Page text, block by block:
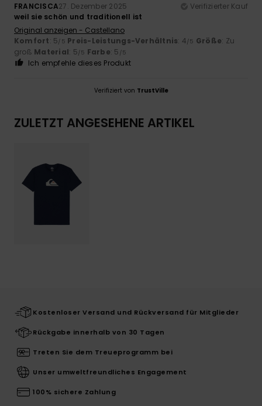
FRANCISCA27. Dezember 2025
Verifizierter Kauf
weil sie schön und traditionell ist
Original anzeigen - Castellano
Komfort: 5/5 Preis-Leistungs-Verhältnis: 4/5 Größe: Zu
groß Material: 5/5 Farbe: 5 /5
Ich empfehle dieses Produkt
Verifiziert von TrustVille
ZULETZT ANGESEHENE ARTIKEL
Kostenloser Versand und Rückversand für Mitglieder
Rückgabe innerhalb von 30 Tagen
Treten Sie dem Treueprogramm bei
Unser umweltfreundliches Engagement
100% sichere Zahlung